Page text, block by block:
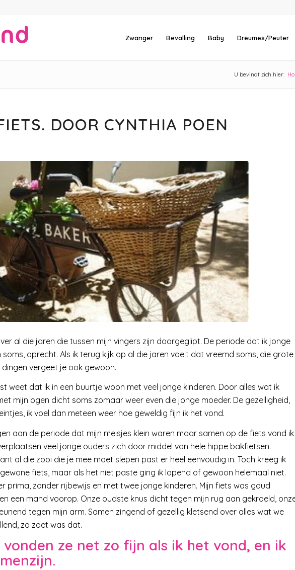
Zwanger Bevalling Baby Dreumes/Peuter
U bevindt zich hier:
DOOR CYNTHIA POEN
al die jaren die tussen mijn vingers zijn doorgeglipt. De periode dat ik jonge
oprecht. Als ik terug kijk op al die jaren voelt dat vreemd soms, die grote
vergeet je ook gewoon.
weet dat ik in een buurtje woon met veel jonge kinderen. Door alles wat ik
mijn ogen dicht soms zomaar weer even die jonge moeder. De gezelligheid,
ik voel dan meteen weer hoe geweldig fijn ik het vond.
aan de periode dat mijn meisjes klein waren maar samen op de fiets vond ik
veel jonge ouders zich door middel van hele hippe bakfietsen.
al die zooi die je mee moet slepen past er heel eenvoudig in. Toch kreeg ik
fiets, maar als het niet paste ging ik lopend of gewoon helemaal niet.
prima, zonder rijbewijs en met twee jonge kinderen. Mijn fiets was goud
een mand voorop. Onze oudste knus dicht tegen mijn rug aan gekroeld,
tegen mijn arm. Samen zingend of gezellig kletsend over alles wat we
zo zoet was dat.
ze net zo fijn als ik het vond, en ik